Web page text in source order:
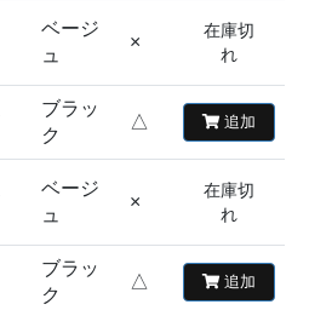
ベージ
ュ
×
在庫切
れ
ブラッ
ク
△ 追加
ベージ
ュ
×
在庫切
れ
ブラッ
ク
△ 追加